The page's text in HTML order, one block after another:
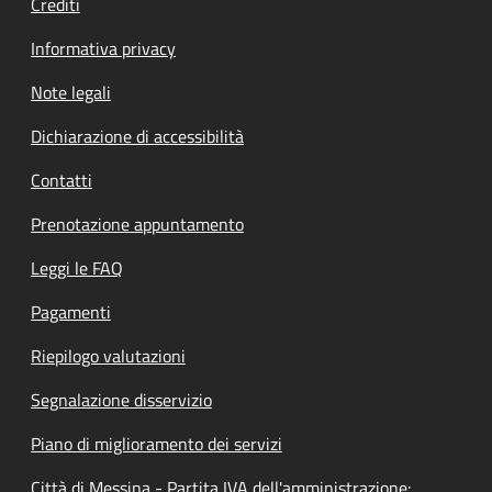
Informativa privacy
Note legali
Dichiarazione di accessibilità
Contatti
Prenotazione appuntamento
Leggi le FAQ
Pagamenti
Riepilogo valutazioni
Segnalazione disservizio
Piano di miglioramento dei servizi